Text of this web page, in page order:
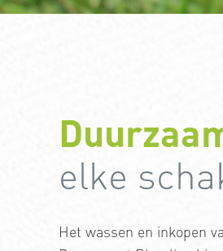
elke
Het wassen en inkopen